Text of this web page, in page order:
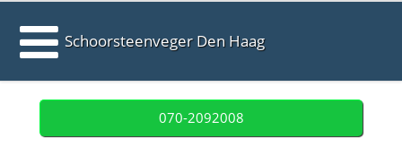
Schoorsteenveger Den Haag
070-2092008